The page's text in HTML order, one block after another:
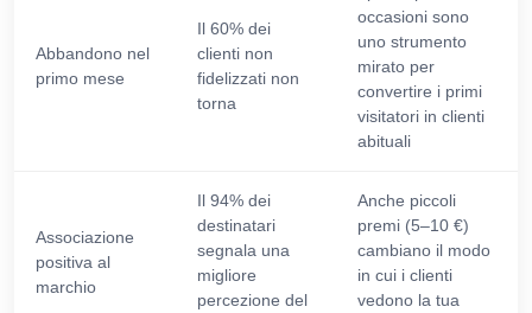
Abbandono nel
primo mese
Il 60% dei
clienti non
fidelizzati non
torna
occasioni sono
uno strumento
mirato per
convertire i primi
visitatori in clienti
abituali
Associazione
positiva al
marchio
Il 94% dei
destinatari
segnala una
migliore
percezione del
Anche piccoli
premi (5–10 €)
cambiano il modo
in cui i clienti
vedono la tua